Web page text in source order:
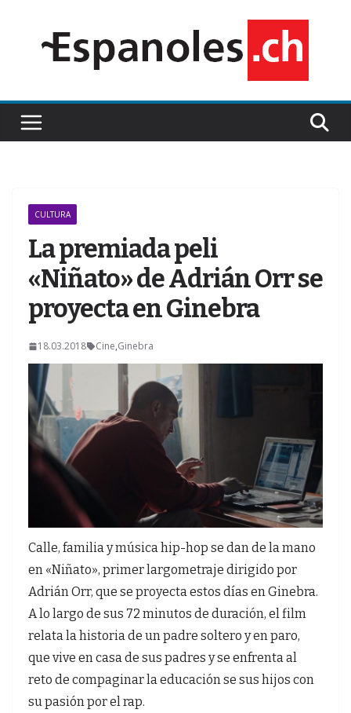
contenido
CULTURA
La premiada peli
«Niñato» de Adrián Orr se
proyecta en Ginebra
18.03.2018 Cine,Ginebra
Calle, familia y música hip-hop se dan de la mano
en «Niñato», primer largometraje dirigido por
Adrián Orr, que se proyecta estos días en Ginebra.
A lo largo de sus 72 minutos de duración, el film
relata la historia de un padre soltero y en paro,
que vive en casa de sus padres y se enfrenta al
reto de compaginar la educación se sus hijos con
su pasión por el rap.